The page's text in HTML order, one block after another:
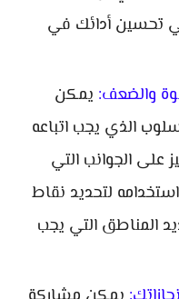
تحسين أدائك في
والضعف: يمكن
الذي يجب اتباعه
على الجوانب التي
لتحديد نقاط
المناطق التي يجب